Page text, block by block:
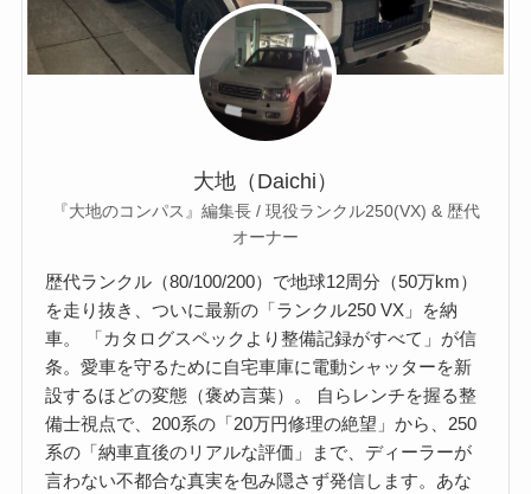
大地（Daichi）
『大地のコンパス』編集長 / 現役ランクル250(VX) & 歴代
オーナー
歴代ランクル（80/100/200）で地球12周分（50万km）
を走り抜き、ついに最新の「ランクル250 VX」を納
車。 「カタログスペックより整備記録がすべて」が信
条。愛車を守るために自宅車庫に電動シャッターを新
設するほどの変態（褒め言葉）。 自らレンチを握る整
備士視点で、200系の「20万円修理の絶望」から、250
系の「納車直後のリアルな評価」まで、ディーラーが
言わない不都合な真実を包み隠さず発信します。あな